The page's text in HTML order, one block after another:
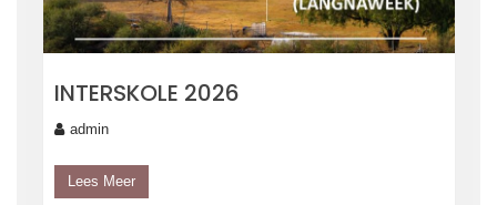
INTERSKOLE 2026
admin
Lees Meer